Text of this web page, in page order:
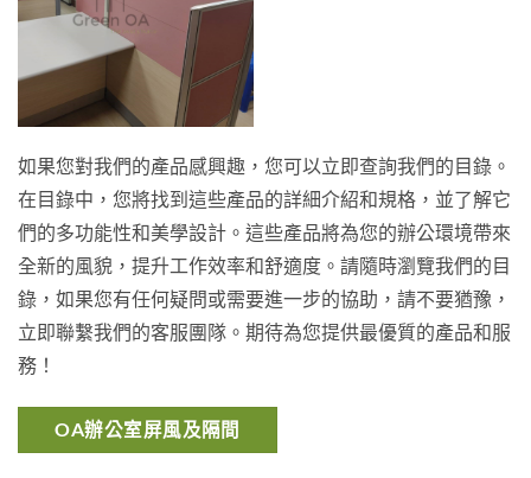
如果您對我們的產品感興趣，您可以立即查詢我們的目錄。
在目錄中，您將找到這些產品的詳細介紹和規格，並了解它
們的多功能性和美學設計。這些產品將為您的辦公環境帶來
全新的風貌，提升工作效率和舒適度。請隨時瀏覽我們的目
錄，如果您有任何疑問或需要進一步的協助，請不要猶豫，
立即聯繫我們的客服團隊。期待為您提供最優質的產品和服
務！
OA辦公室屏風及隔間